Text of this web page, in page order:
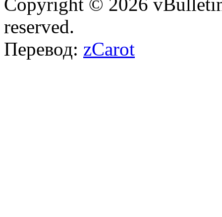
reserved.
Перевод: zCarot